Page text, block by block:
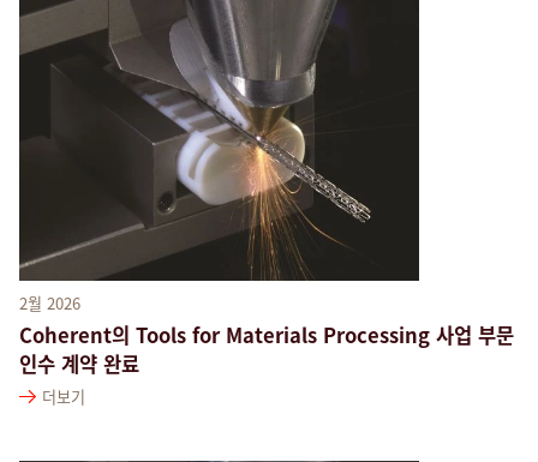
2월 2026
Coherent의 Tools for Materials Processing 사업 부문
인수 계약 완료
더보기